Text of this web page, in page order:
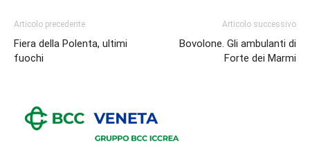
Articolo precedente
Fiera della Polenta, ultimi
fuochi
Articolo successivo
Bovolone. Gli ambulanti di
Forte dei Marmi